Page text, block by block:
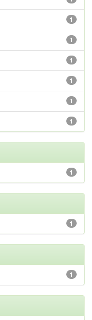
1
1
1
1
1
1
1
1
1